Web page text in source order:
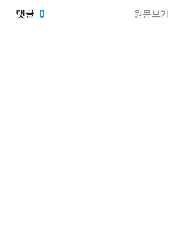
댓글 0 원문보기